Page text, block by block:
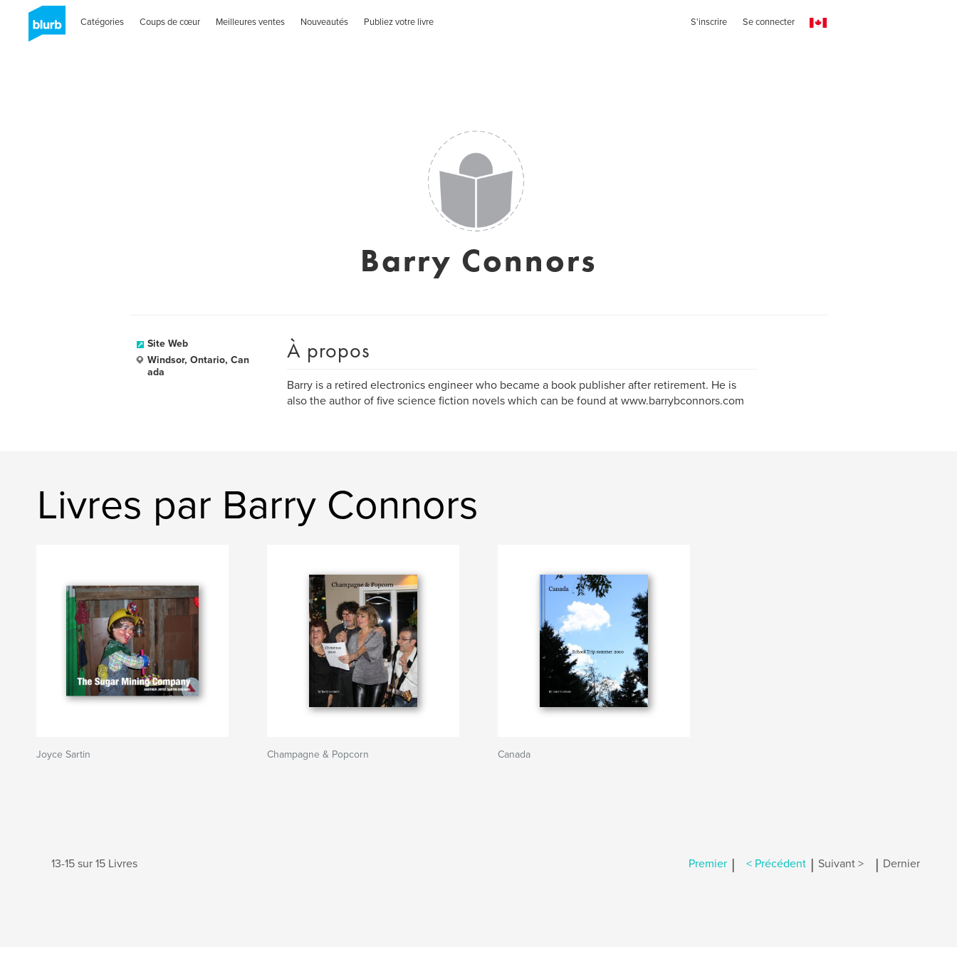
Catégories Coups de cœur Meilleures ventes Nouveautés Publiez votre livre S'inscrire Se connecter
Barry Connors
Site Web
Windsor, Ontario, Can
ada
À propos
Barry is a retired electronics engineer who became a book publisher after retirement. He is
also the author of five science fiction novels which can be found at www.barrybconnors.com
Livres par Barry Connors
Joyce Sartin Champagne & Popcorn Canada
13-15 sur 15 Livres Premier | < Précédent | Suivant > | Dernier